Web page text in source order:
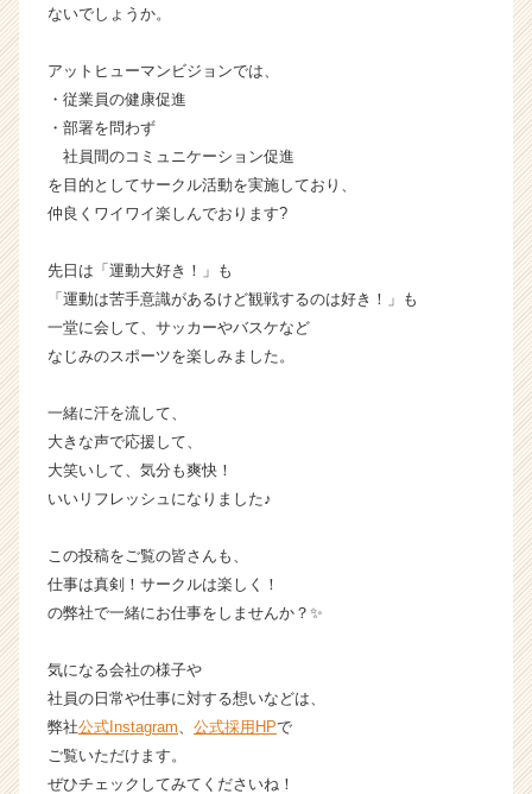
カ
ウ
ト
く
就
活
サ
ア
キ
ャ
ア
（C
h
r
C
a
e
ないでしょうか。
アットヒューマンビジョンでは、
・従業員の健康促進
・部署を問わず
社員間のコミュニケーション促進
を目的としてサークル活動を実施しており、
仲良くワイワイ楽しんでおります?
先日は「運動大好き！」も
「運動は苦手意識があるけど観戦するのは好き！」も
一堂に会して、サッカーやバスケなど
なじみのスポーツを楽しみました。
一緒に汗を流して、
大きな声で応援して、
大笑いして、気分も爽快！
いいリフレッシュになりました♪
この投稿をご覧の皆さんも、
仕事は真剣！サークルは楽しく！
の弊社で一緒にお仕事をしませんか？✨
気になる会社の様子や
社員の日常や仕事に対する想いなどは、
弊社公式Instagram 公式採用HPで
ご覧いただけます。
ぜひチェックしてみてくださいね！